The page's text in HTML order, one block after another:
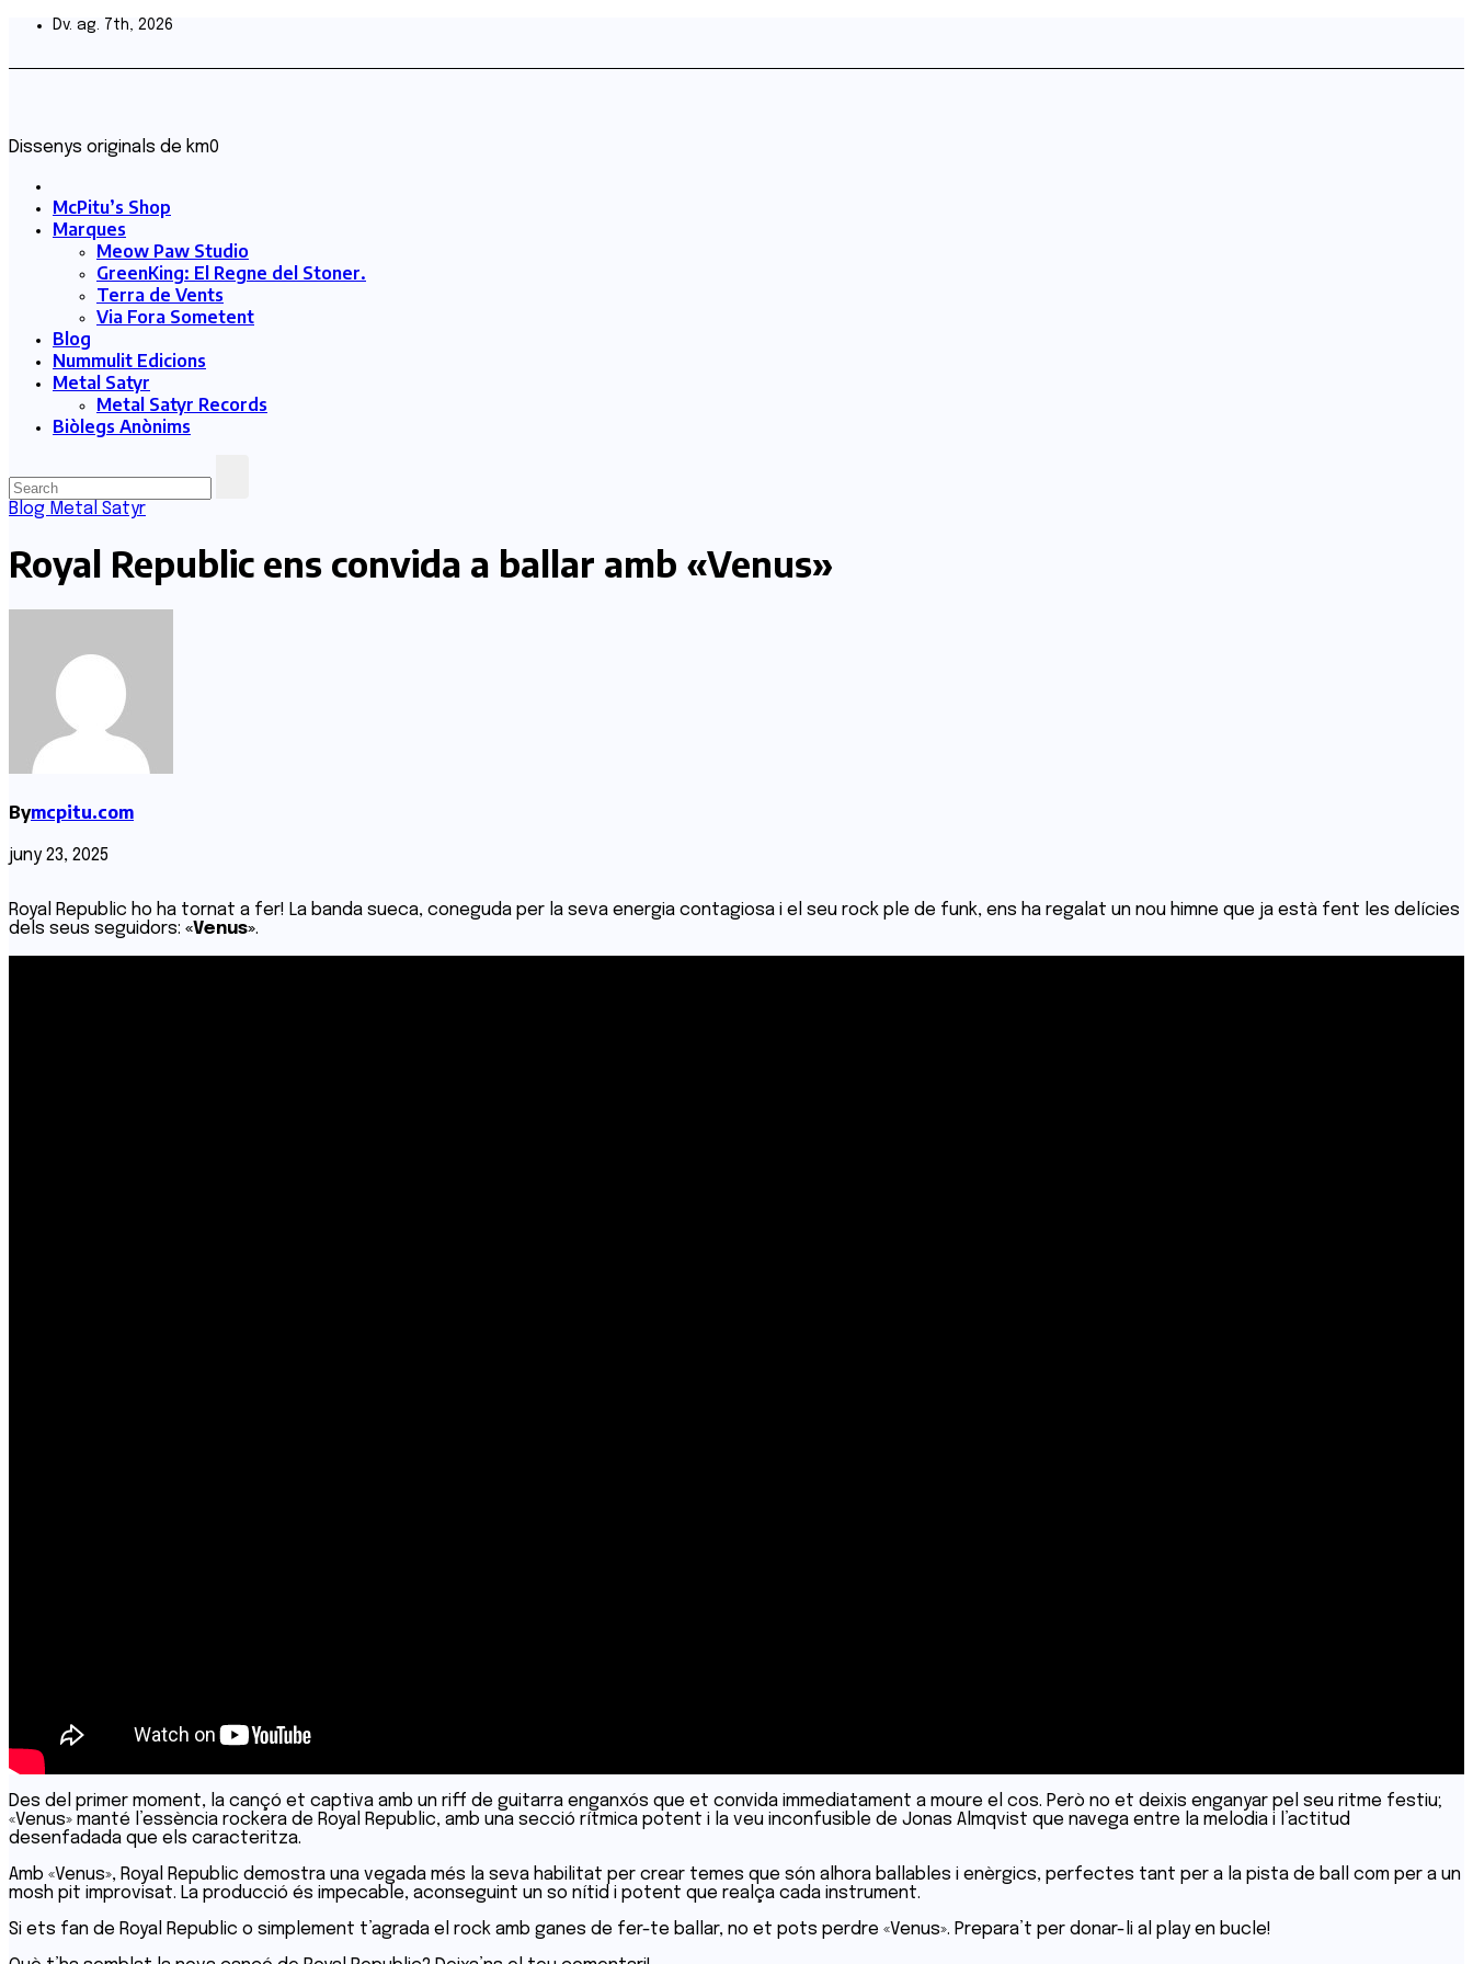
Skip
Dv. ag. 7th, 2026
Dissenys originals de km0
McPitu’s Shop
Marques
Meow Paw Studio
GreenKing: El Regne del Stoner.
Terra de Vents
Via Fora Sometent
Blog
Nummulit Edicions
Metal Satyr
Metal Satyr Records
Biòlegs Anònims
Blog Metal Satyr
Royal Republic ens convida a ballar amb «Venus»
Bymcpitu.com
juny 23, 2025
Royal Republic ho ha tornat a fer! La banda sueca, coneguda per la seva energia contagiosa i el seu rock ple de funk, ens ha regalat un nou himne que ja està fent les delícies
dels seus seguidors: «Venus».
Des del primer moment, la cançó et captiva amb un riff de guitarra enganxós que et convida immediatament a moure el cos. Però no et deixis enganyar pel seu ritme festiu;
«Venus» manté l’essència rockera de Royal Republic, amb una secció rítmica potent i la veu inconfusible de Jonas Almqvist que navega entre la melodia i l’actitud
desenfadada que els caracteritza.
Amb «Venus», Royal Republic demostra una vegada més la seva habilitat per crear temes que són alhora ballables i enèrgics, perfectes tant per a la pista de ball com per a un
mosh pit improvisat. La producció és impecable, aconseguint un so nítid i potent que realça cada instrument.
Si ets fan de Royal Republic o simplement t’agrada el rock amb ganes de fer-te ballar, no et pots perdre «Venus». Prepara’t per donar-li al play en bucle!